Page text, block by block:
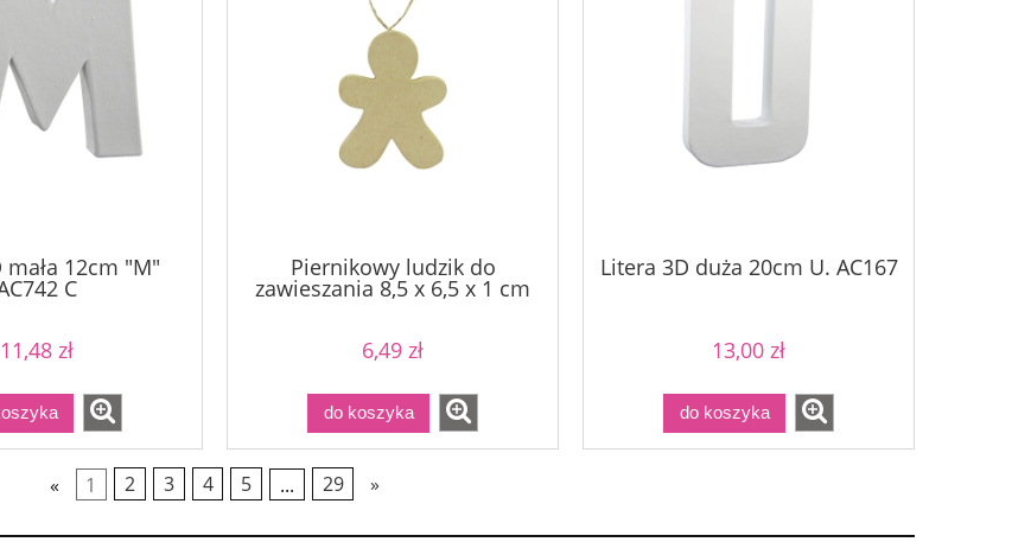
mała 12cm "M"
C
11,48 zł
Piernikowy ludzik do
zawieszania 8,5 x 6,5 x 1 cm
6,49 zł
do koszyka
Litera 3D duża 20cm U. AC167
13,00 zł
do koszyka
« 1 2 3 4 5 ... 29 »